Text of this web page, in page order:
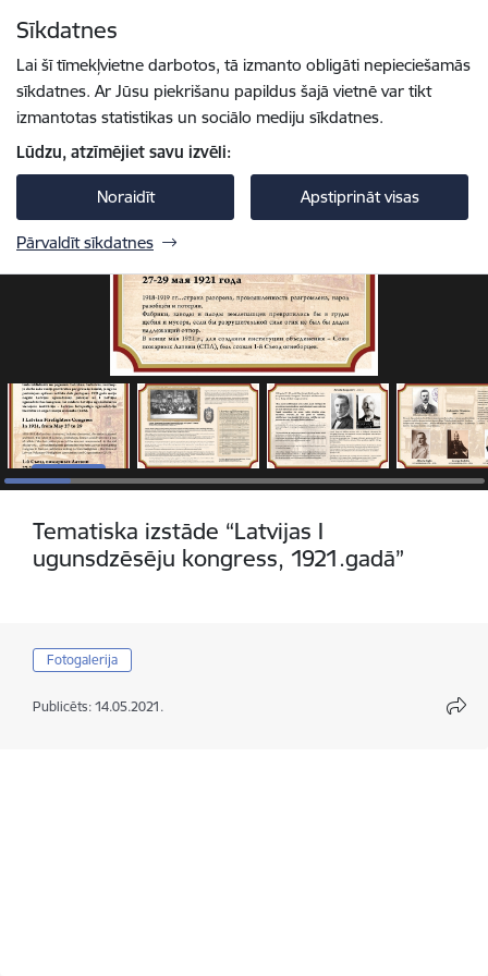
Sīkdatnes
Lai šī tīmekļvietne darbotos, tā izmanto obligāti nepieciešamās
sīkdatnes. Ar Jūsu piekrišanu papildus šajā vietnē var tikt
izmantotas statistikas un sociālo mediju sīkdatnes.
Lūdzu, atzīmējiet savu izvēli:
Noraidīt Apstiprināt visas
Pārvaldīt sīkdatnes
1 / 27
Tematiska izstāde “Latvijas I
ugunsdzēsēju kongress, 1921.gadā”
Fotogalerija
Publicēts: 14.05.2021.